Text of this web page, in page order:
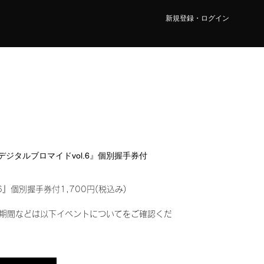
新規登録・ログイン
ジタルブロマイドvol.6』個別握手券付
』個別握手券付1,700円(税込み)
間などは以下イベントについてをご確認くだ